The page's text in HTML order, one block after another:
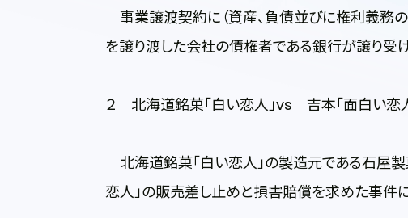
事業譲渡契約に（資産、負債並びに権利義務
を譲り渡した会社の債権者である銀行が譲り受
２ 北海道銘菓「白い恋人」vs 吉本「面白い恋
北海道銘菓「白い恋人」の製造元である石屋
恋人」の販売差し止めと損害賠償を求めた事件に